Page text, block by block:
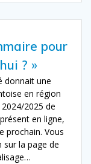
pour
? »
donnait une
en région
2025 de
en ligne,
prochain. Vous
sur la page de